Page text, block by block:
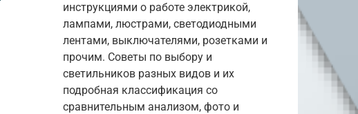
инструкциями о работе электрикой,
лампами, люстрами, светодиодными
лентами, выключателями, розетками и
прочим. Советы по выбору и
светильников разных видов и их
подробная классификация со
сравнительным анализом, фото и